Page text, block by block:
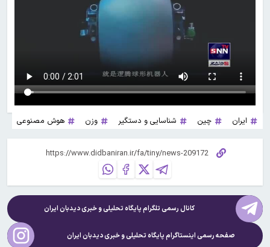
ایران چین شناسایی و دستگیر وزن هوش مصنوعی
کانال رسمی تلگرام پایگاه تحلیلی و خبریدیدبان ایران
صفحه رسمی اینستاگرام پایگاه تحلیلی و خبریدیدبان ایران